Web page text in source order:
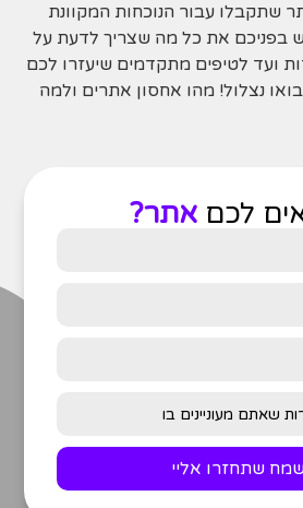
שתקבלו עבור הנוכחות המקוונת
בפניכם את כל מה שצריך לדעת על
ועד לטיפים מתקדמים שיעזרו לכם
נצלול! מהו אחסון אתרים ולמה
לכם אתר?
שתחזרו אליי